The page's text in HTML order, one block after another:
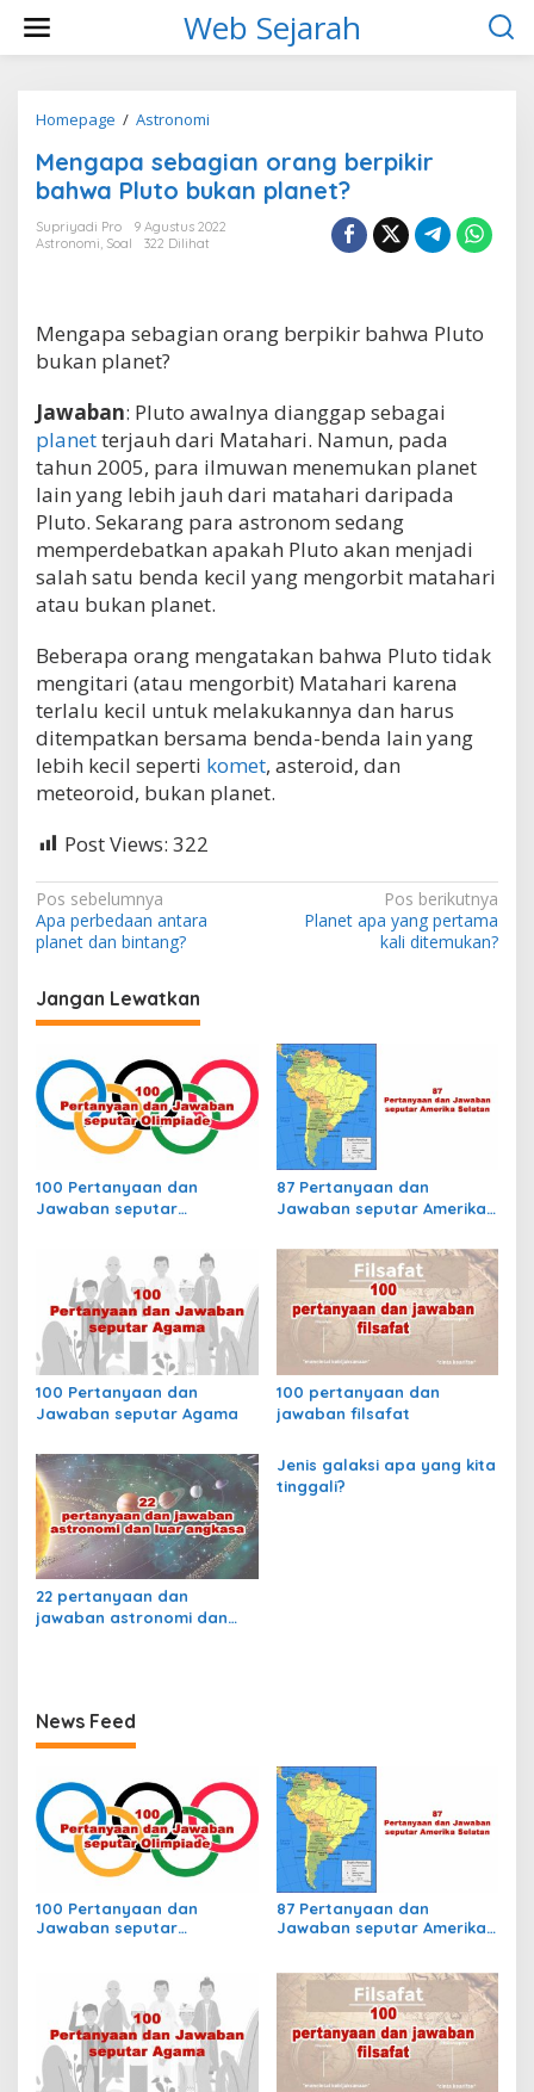
w
Web Sejarah
Homepage / Astronomi
n
g
a
p
a
n
o
r
a
n
g
b
e
r
p
k
i
b
a
h
w
a
l
n
e
t
Mengapa sebagian orang berpikir
bahwa Pluto bukan planet?
Supriyadi Pro
9 Agustus 2022
Astronomi, Soal 322 Dilihat
Mengapa sebagian orang berpikir bahwa Pluto
bukan planet?
Jawaban: Pluto awalnya dianggap sebagai
planetterjauh dari Matahari. Namun, pada
tahun 2005, para ilmuwan menemukan planet
lain yang lebih jauh dari matahari daripada
Pluto. Sekarang para astronom sedang
memperdebatkan apakah Pluto akan menjadi
salah satu benda kecil yang mengorbit matahari
atau bukan planet.
Beberapa orang mengatakan bahwa Pluto tidak
mengitari (atau mengorbit) Matahari karena
terlalu kecil untuk melakukannya dan harus
ditempatkan bersama benda-benda lain yang
lebih kecil seperti komet, asteroid, dan
meteoroid, bukan planet.
Post Views: 322
N
a
i
g
a
s
p
o
Pos sebelumnya
Apa perbedaan antara
planet dan bintang?
Pos berikutnya
Planet apa yang pertama
kali ditemukan?
Jangan Lewatkan
100 Pertanyaan dan
Jawaban seputar
87 Pertanyaan dan
Jawaban seputar Amerika
100 Pertanyaan dan
Jawaban seputar Agama
100 pertanyaan dan
jawaban filsafat
22 pertanyaan dan
jawaban astronomi dan
Jenis galaksi apa yang kita
tinggali?
News Feed
100 Pertanyaan dan
Jawaban seputar
87 Pertanyaan dan
Jawaban seputar Amerika